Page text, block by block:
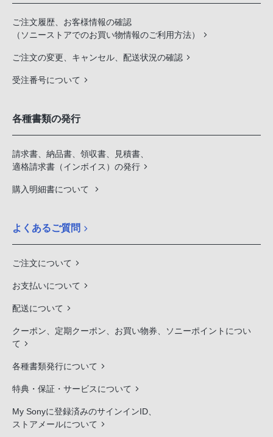
ご注文履歴、お客様情報の確認
（ソニーストアでのお買い物情報のご利用方法）
ご注文の変更、キャンセル、配送状況の確認
受注番号について
各種書類の発行
請求書、納品書、領収書、見積書、
適格請求書（インボイス）の発行
購入明細書について
よくあるご質問
ご注文について
お支払いについて
配送について
クーポン、定期クーポン、お買い物券、ソニーポイントについ
て
各種書類発行について
特典・保証・サービスについて
My Sonyに登録済みのサインインID、
ストアメールについて